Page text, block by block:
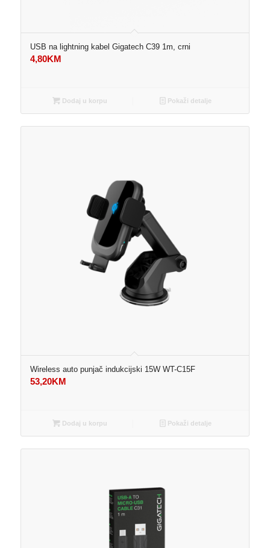
USB na lightning kabel Gigatech C39 1m, crni
4,80KM
Dodaj u korpu Pokaži detalje
Wireless auto punjač indukcijski 15W WT-C15F
53,20KM
Dodaj u korpu Pokaži detalje